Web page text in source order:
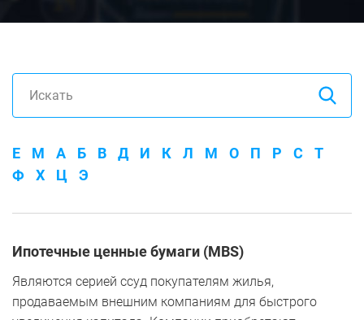
E M А Б В Д И К Л М О П Р С
Т
Ф
Х Ц Э
Ипотечные ценные бумаги (MBS)
Являются серией ссуд покупателям жилья,
продаваемым внешним компаниям для быстрого